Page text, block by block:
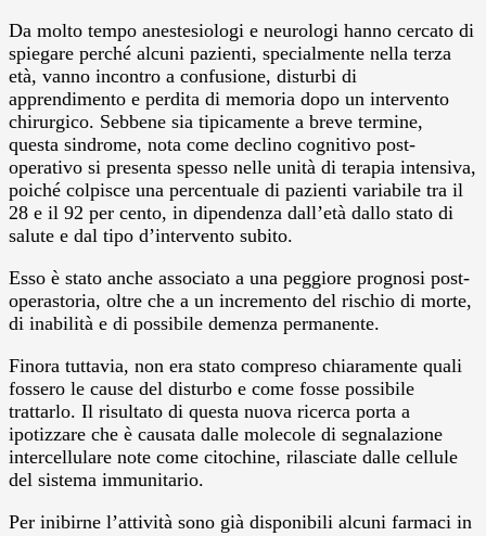
Da molto tempo anestesiologi e neurologi hanno cercato di
spiegare perché alcuni pazienti, specialmente nella terza
età, vanno incontro a confusione, disturbi di
apprendimento e perdita di memoria dopo un intervento
chirurgico. Sebbene sia tipicamente a breve termine,
questa sindrome, nota come declino cognitivo post-
operativo si presenta spesso nelle unità di terapia intensiva,
poiché colpisce una percentuale di pazienti variabile tra il
28 e il 92 per cento, in dipendenza dall’età dallo stato di
salute e dal tipo d’intervento subito.
Esso è stato anche associato a una peggiore prognosi post-
operastoria, oltre che a un incremento del rischio di morte,
di inabilità e di possibile demenza permanente.
Finora tuttavia, non era stato compreso chiaramente quali
fossero le cause del disturbo e come fosse possibile
trattarlo. Il risultato di questa nuova ricerca porta a
ipotizzare che è causata dalle molecole di segnalazione
intercellulare note come citochine, rilasciate dalle cellule
del sistema immunitario.
Per inibirne l’attività sono già disponibili alcuni farmaci in